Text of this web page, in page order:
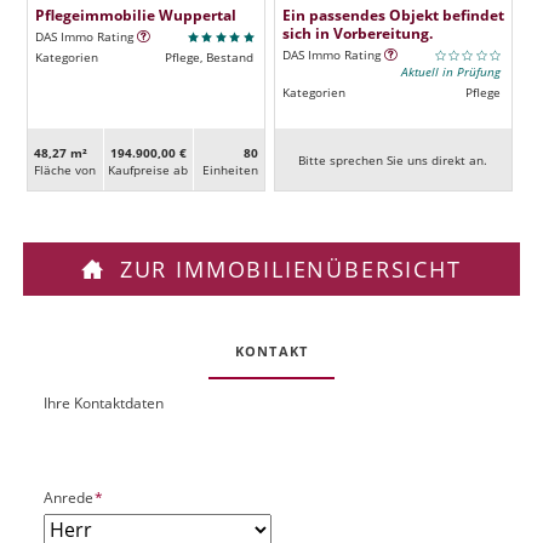
Pflegeimmobilie Wuppertal
DAS Immo Rating
Kategorien
Pflege, Bestand
48,27 m²
Fläche von
194.900,00 €
Kaufpreise ab
80
Ein­heiten
Ein passendes Objekt befindet
sich in Vorbereitung.
DAS Immo Rating
Aktuell in Prüfung
Kategorien
Pflege
Bitte sprechen Sie uns direkt an.
ZUR IMMOBILIENÜBERSICHT
KONTAKT
O
k
UIhre Kontaktdaten
P
f
Anrede*